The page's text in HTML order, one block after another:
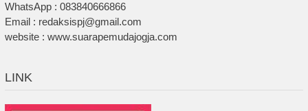
WhatsApp : 083840666866
Email : redaksispj@gmail.com
website : www.suarapemudajogja.com
LINK